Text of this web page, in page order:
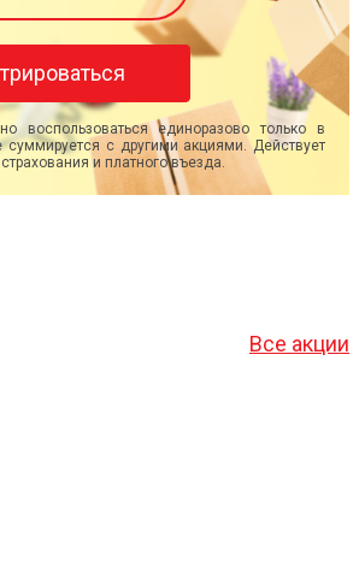
воспользоваться единоразово только в
суммируется с другими акциями. Действует
и платного въезда.
Все акции